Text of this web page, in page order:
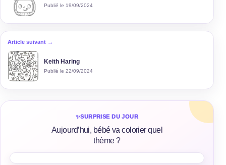
Publié le 19/09/2024
Article suivant →
Keith Haring
Publié le 22/09/2024
✨SURPRISE DU JOUR
Aujourd’hui, bébé va colorier quel
thème ?